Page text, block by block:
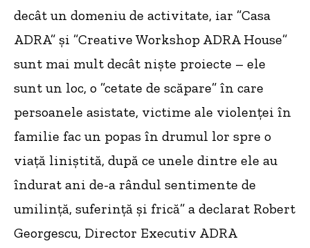
decât un domeniu de activitate, iar ”Casa
ADRA” și ”Creative Workshop ADRA House”
sunt mai mult decât niște proiecte – ele
sunt un loc, o ”cetate de scăpare” în care
persoanele asistate, victime ale violenței în
familie fac un popas în drumul lor spre o
viață liniștită, după ce unele dintre ele au
îndurat ani de-a rândul sentimente de
umilință, suferință și frică” a declarat Robert
Georgescu, Director Executiv ADRA